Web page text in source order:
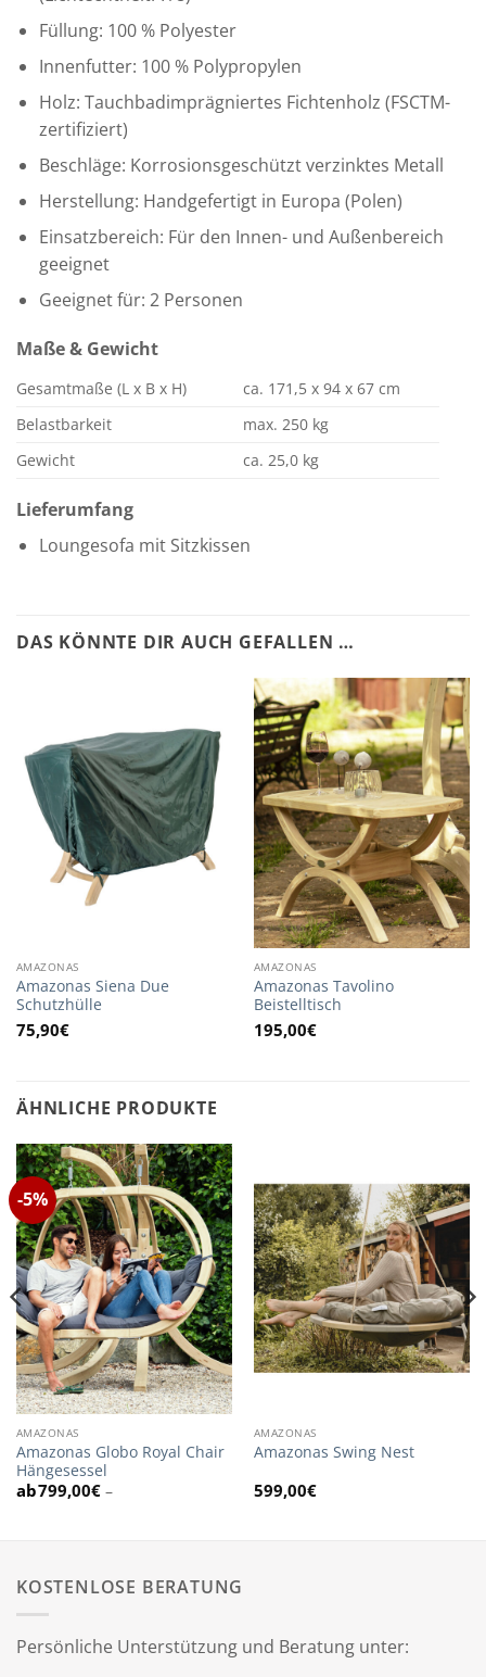
Füllung: 100 % Polyester
Innenfutter: 100 % Polypropylen
Holz: Tauchbadimprägniertes Fichtenholz (FSCTM-
zertifiziert)
Beschläge: Korrosionsgeschützt verzinktes Metall
Herstellung: Handgefertigt in Europa (Polen)
Einsatzbereich: Für den Innen- und Außenbereich
geeignet
Geeignet für: 2 Personen
Maße & Gewicht
Gesamtmaße (L x B x H)
ca. 171,5 x 94 x 67 cm
Belastbarkeit
max. 250 kg
Gewicht
ca. 25,0 kg
Lieferumfang
Loungesofa mit Sitzkissen
DAS KÖNNTE DIR AUCH GEFALLEN …
AMAZONAS
Amazonas Siena Due
Schutzhülle
75,90€
AMAZONAS
Amazonas Tavolino
Beistelltisch
195,00€
ÄHNLICHE PRODUKTE
-5%
AMAZONAS
Amazonas Globo Royal Chair
Hängesessel
799,00€–
AMAZONAS
Amazonas Swing Nest
599,00€
KOSTENLOSE BERATUNG
Persönliche Unterstützung und Beratung unter: